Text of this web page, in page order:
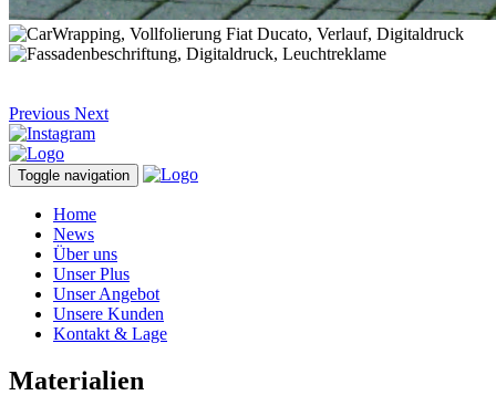
Previous Next
Toggle navigation
Home
News
Über uns
Unser Plus
Unser Angebot
Unsere Kunden
Kontakt & Lage
Materialien